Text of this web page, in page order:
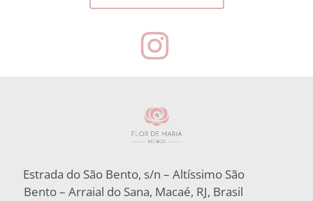
Estrada do São Bento, s/n – Altíssimo São
Bento – Arraial do Sana, Macaé, RJ, Brasil